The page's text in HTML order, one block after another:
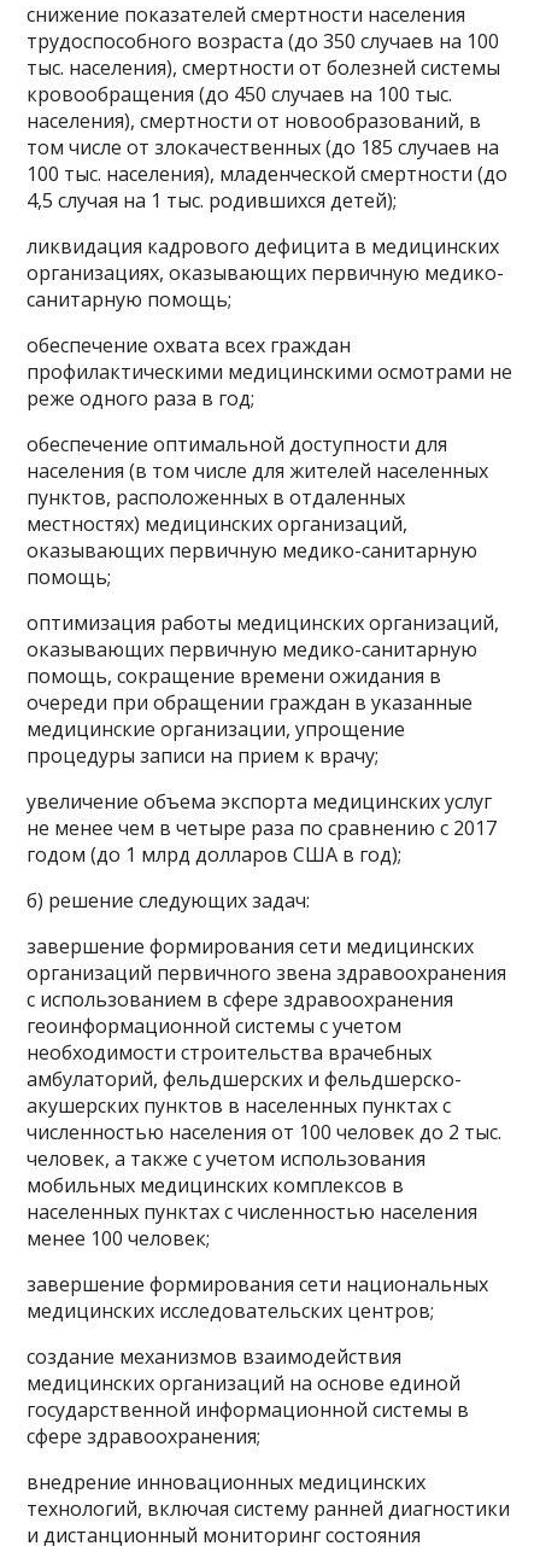
снижение показателей смертности населения
трудоспособного возраста (до 350 случаев на 100
тыс. населения), смертности от болезней системы
кровообращения (до 450 случаев на 100 тыс.
населения), смертности от новообразований, в
том числе от злокачественных (до 185 случаев на
100 тыс. населения), младенческой смертности (до
4,5 случая на 1 тыс. родившихся детей);
ликвидация кадрового дефицита в медицинских
организациях, оказывающих первичную медико-
санитарную помощь;
обеспечение охвата всех граждан
профилактическими медицинскими осмотрами не
реже одного раза в год;
обеспечение оптимальной доступности для
населения (в том числе для жителей населенных
пунктов, расположенных в отдаленных
местностях) медицинских организаций,
оказывающих первичную медико-санитарную
помощь;
оптимизация работы медицинских организаций,
оказывающих первичную медико-санитарную
помощь, сокращение времени ожидания в
очереди при обращении граждан в указанные
медицинские организации, упрощение
процедуры записи на прием к врачу;
увеличение объема экспорта медицинских услуг
не менее чем в четыре раза по сравнению с 2017
годом (до 1 млрд долларов США в год);
б) решение следующих задач:
завершение формирования сети медицинских
организаций первичного звена здравоохранения
с использованием в сфере здравоохранения
геоинформационной системы с учетом
необходимости строительства врачебных
амбулаторий, фельдшерских и фельдшерско-
акушерских пунктов в населенных пунктах с
численностью населения от 100 человек до 2 тыс.
человек, а также с учетом использования
мобильных медицинских комплексов в
населенных пунктах с численностью населения
менее 100 человек;
завершение формирования сети национальных
медицинских исследовательских центров;
создание механизмов взаимодействия
медицинских организаций на основе единой
государственной информационной системы в
сфере здравоохранения;
внедрение инновационных медицинских
технологий, включая систему ранней диагностики
и дистанционный мониторинг состояния